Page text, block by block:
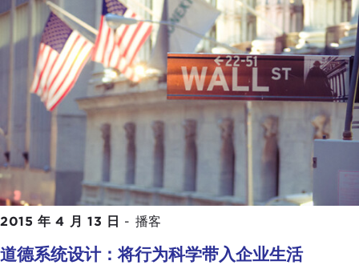
2015 年 4 月 13 日 - 播客
道德系统设计：将行为科学带入企业生活